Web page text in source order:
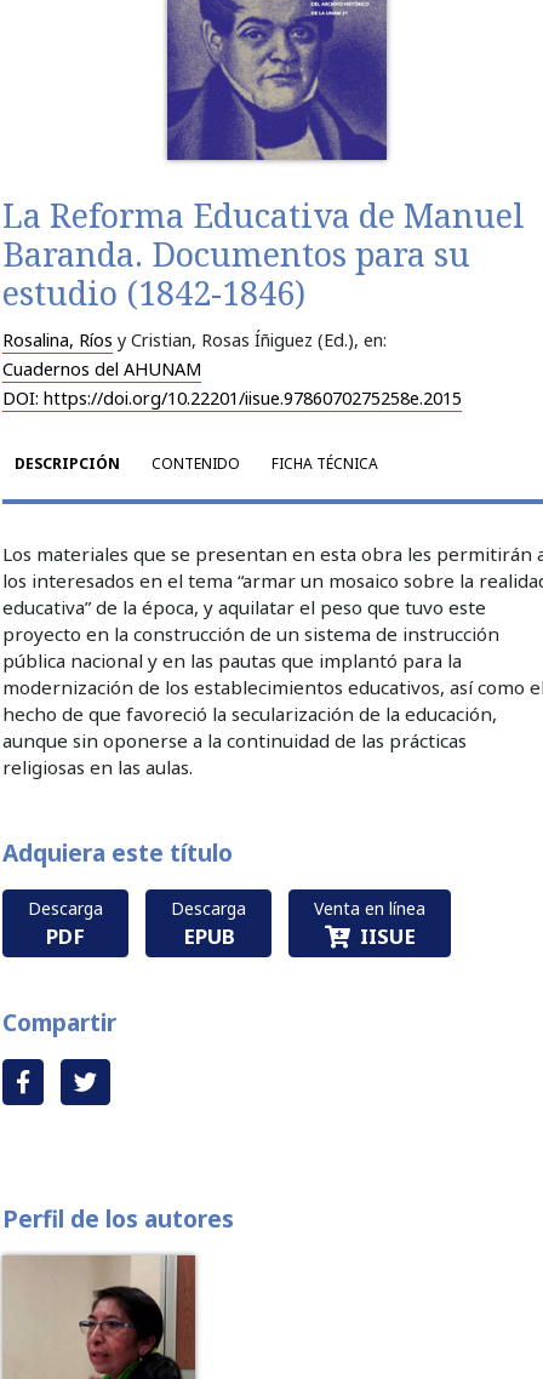
La Reforma Educativa de Manuel
Baranda. Documentos para su
estudio (1842-1846)
Rosalina, Ríos y Cristian, Rosas Íñiguez (Ed.), en:
Cuadernos del AHUNAM
DOI: https://doi.org/10.22201/iisue.9786070275258e.2015
DESCRIPCIÓN CONTENIDO FICHA TÉCNICA
Los materiales que se presentan en esta obra les permitirán
los interesados en el tema “armar un mosaico sobre la
educativa” de la época, y aquilatar el peso que tuvo este
proyecto en la construcción de un sistema de instrucción
pública nacional y en las pautas que implantó para la
modernización de los establecimientos educativos, así como
hecho de que favoreció la secularización de la educación,
aunque sin oponerse a la continuidad de las prácticas
religiosas en las aulas.
Adquiera este título
Descarga
PDF
Descarga
EPUB
Venta en línea
IISUE
Compartir
Perfil de los autores